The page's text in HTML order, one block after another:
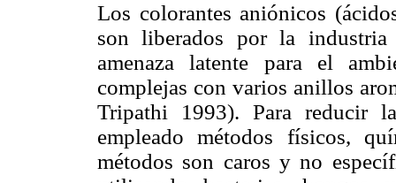
Los colorantes aniónicos
son liberados por la
amenaza latente para el
complejas con varios anillos
Tripathi 1993). Para reducir
empleado métodos físicos,
métodos son caros y no